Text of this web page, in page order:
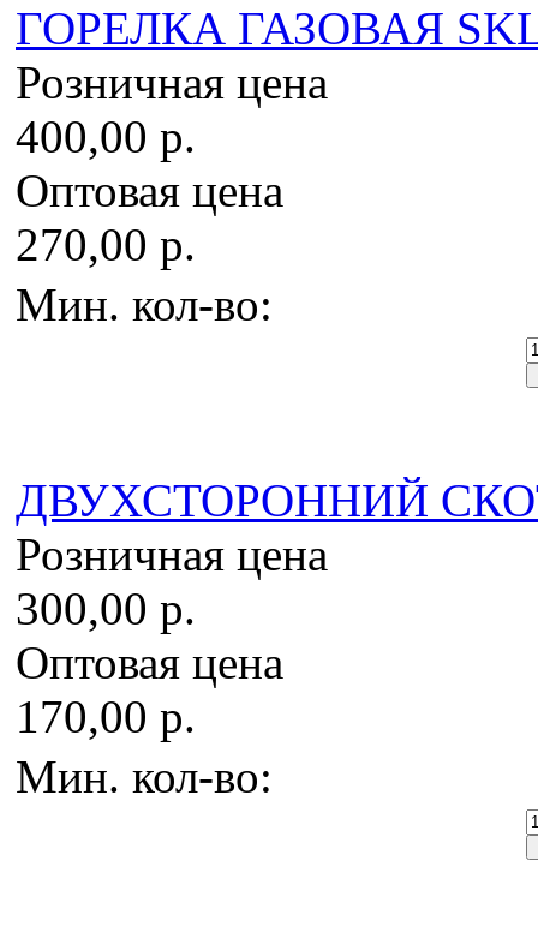
ГОРЕЛКА ГАЗОВАЯ
Розничная цена
400,00 р.
Оптовая цена
270,00 р.
Мин. кол-во:
ДВУХСТОРОННИЙ
Розничная цена
300,00 р.
Оптовая цена
170,00 р.
Мин. кол-во: